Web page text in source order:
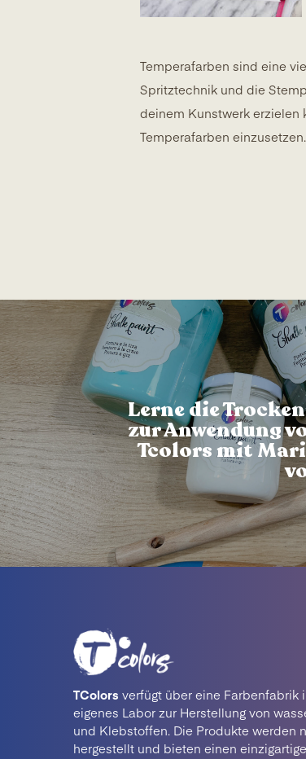
Temperafarben sind eine
Spritztechnik und die
deinem Kunstwerk erzielen
Temperafarben
Lerne die
zur Anwendung
Tcolors mit
TColors verfügt über eine Farbenfabrik
eigenes Labor zur Herstellung von
und Klebstoffen. Die Produkte werden
hergestellt und bieten einen